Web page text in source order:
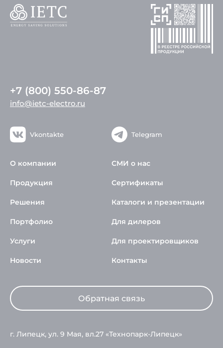
+7 (800) 550-86-87
info@ietc-electro.ru
Vkontakte Telegram
О компании
Продукция
Решения
Портфолио
Услуги
Новости
СМИ о нас
Сертификаты
Каталоги и презентации
Для дилеров
Для проектировщиков
Контакты
Обратная связь
г. Липецк, ул. 9 Мая, вл.27 «Технопарк-Липецк»